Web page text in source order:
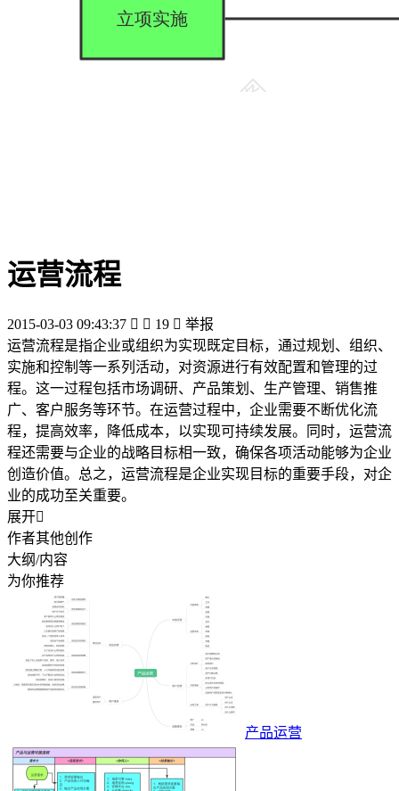
运营流程
2015-03-03 09:43:37   19  举报
运营流程是指企业或组织为实现既定目标，通过规划、组织、
实施和控制等一系列活动，对资源进行有效配置和管理的过
程。这一过程包括市场调研、产品策划、生产管理、销售推
广、客户服务等环节。在运营过程中，企业需要不断优化流
程，提高效率，降低成本，以实现可持续发展。同时，运营流
程还需要与企业的战略目标相一致，确保各项活动能够为企业
创造价值。总之，运营流程是企业实现目标的重要手段，对企
业的成功至关重要。
展开
作者其他创作
大纲/内容
为你推荐
产品运营